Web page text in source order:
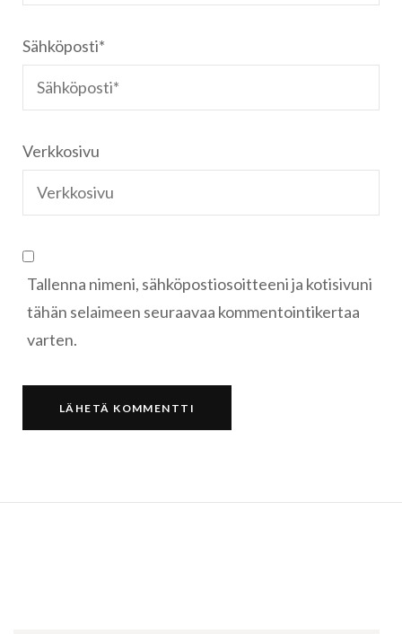
Sähköposti*
Verkkosivu
Tallenna nimeni, sähköpostiosoitteeni ja kotisivuni
tähän selaimeen seuraavaa kommentointikertaa
varten.